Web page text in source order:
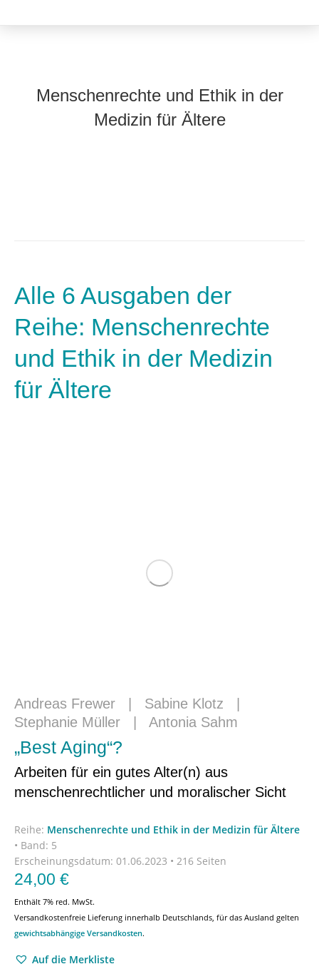
Menschenrechte und Ethik in der
Medizin für Ältere
Alle 6 Ausgaben der
Reihe: Menschenrechte
und Ethik in der Medizin
für Ältere
Andreas Frewer Sabine Klotz
Stephanie Müller
Antonia Sahm
„Best Aging“?
Arbeiten für ein gutes Alter(n) aus
menschenrechtlicher und moralischer Sicht
Reihe: Menschenrechte und Ethik in der Medizin für Ältere
• Band: 5
Erscheinungsdatum: 01.06.2023 • 216 Seiten
24,00 €
Enthält 7% red. MwSt.
Versandkostenfreie Lieferung innerhalb Deutschlands, für das Ausland gelten
gewichtsabhängige Versandkosten.
Auf die Merkliste